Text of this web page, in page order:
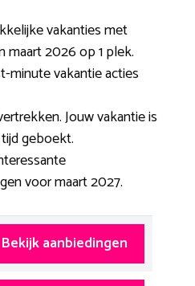
vakanties met
maart 2026 op 1 plek.
minute vakantie acties
Jouw vakantie is
geboekt.
voor maart 2027.
Bekijk aanbiedingen